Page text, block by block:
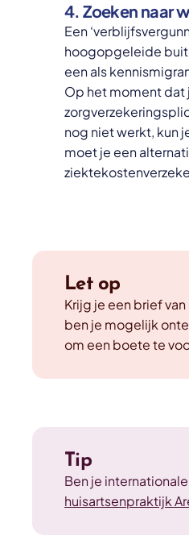
4. Zoeken naar
Een
hoogopgeleide
een als
Op het moment dat
nog niet werkt, kun
moet je een
Let op
Krijg je een brief
ben je mogelijk
om een boete te
Tip
Ben je
huisartsenpraktijk